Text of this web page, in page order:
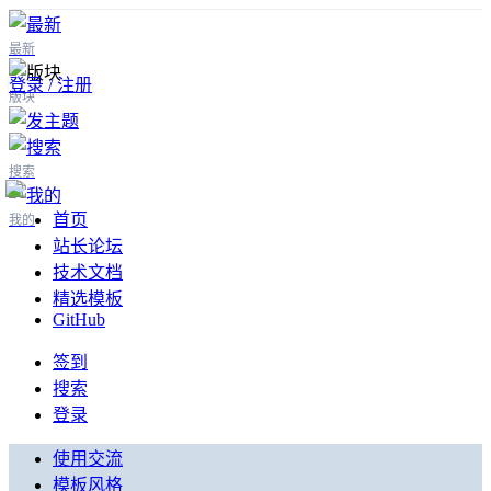
最新
版块
搜索
我的
登录 / 注册
首页
站长论坛
技术文档
精选模板
GitHub
签到
搜索
登录
使用交流
模板风格